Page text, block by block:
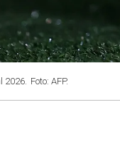
2026. Foto: AFP.